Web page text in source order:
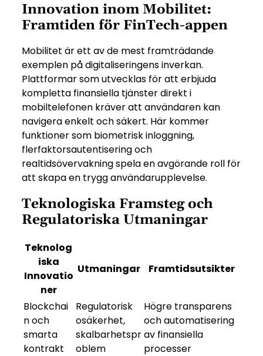
Innovation inom Mobilitet:
Framtiden för FinTech-appen
Mobilitet är ett av de mest framträdande
exemplen på digitaliseringens inverkan.
Plattformar som utvecklas för att erbjuda
kompletta finansiella tjänster direkt i
mobiltelefonen kräver att användaren kan
navigera enkelt och säkert. Här kommer
funktioner som biometrisk inloggning,
flerfaktorsautentisering och
realtidsövervakning spela en avgörande roll för
att skapa en trygg användarupplevelse.
Teknologiska Framsteg och
Regulatoriska Utmaningar
Teknolog
iska
Innovatio
ner
Utmaningar Framtidsutsikter
Blockchai
n och
smarta
kontrakt
Regulatorisk
osäkerhet,
skalbarhetspr
oblem
Högre transparens
och automatisering
av finansiella
processer